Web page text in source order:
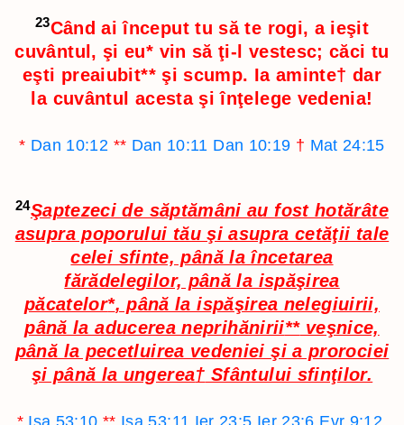
23Când ai început tu să te rogi, a ieşit
cuvântul, şi eu* vin să ţi-l vestesc; căci tu
eşti preaiubit**şi scump. Ia aminte† dar
la cuvântul acesta şi înţelege vedenia!
* Dan 10:12 ** Dan 10:11 Dan 10:19 † Mat 24:15
24Şaptezeci de săptămâni au fost hotărâte
asupra poporului tău şi asupra cetăţii tale
celei sfinte, până la încetarea
fărădelegilor, până la ispăşirea
păcatelor*, până la ispăşirea nelegiuirii,
până la aducerea neprihănirii**veşnice,
până la pecetluirea vedeniei şi a prorociei
şi până la ungerea† Sfântului sfinţilor.
* Isa 53:10 ** Isa 53:11 Ier 23:5 Ier 23:6 Evr 9:12